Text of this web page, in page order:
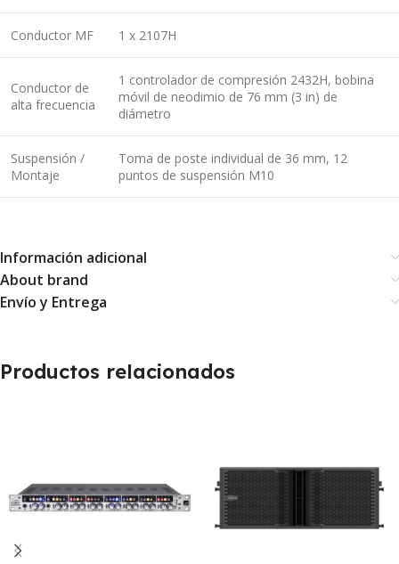
Conductor MF 1 x 2107H
Conductor de
alta frecuencia
1 controlador de compresión 2432H, bobina
móvil de neodimio de 76 mm (3 in) de
diámetro
Suspensión /
Montaje
Toma de poste individual de 36 mm, 12
puntos de suspensión M10
Información adicional
About brand
Envío y Entrega
Productos relacionados